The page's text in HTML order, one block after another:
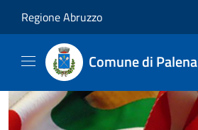
Regione Abruzzo
Comune di Palena